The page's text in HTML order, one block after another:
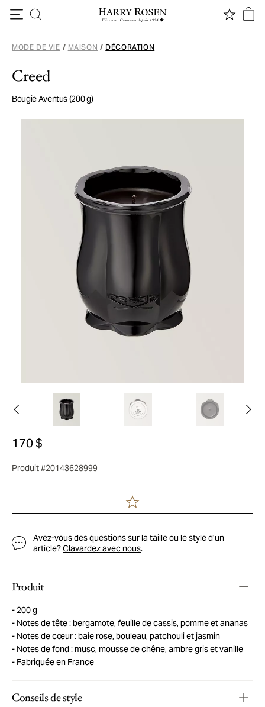
MODE DE VIE / MAISON / DÉCORATION
Creed
Bougie Aventus (200 g)
170 $
Produit #20143628999
Avez-vous des questions sur la taille ou le style d’un
article?Clavardez avec nous.
Produit
200 g
Notes de tête : bergamote, feuille de cassis, pomme et ananas
Notes de cœur : baie rose, bouleau, patchouli et jasmin
Notes de fond : musc, mousse de chêne, ambre gris et vanille
Fabriquée en France
Conseils de style